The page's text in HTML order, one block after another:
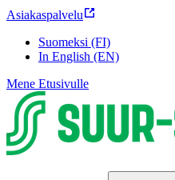
Asiakaspalvelu
Suomeksi (FI)
In English (EN)
Mene Etusivulle